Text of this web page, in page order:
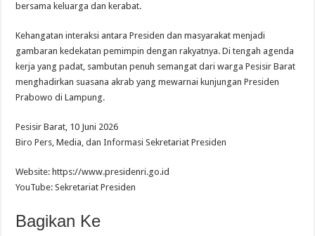
bersama keluarga dan kerabat.
Kehangatan interaksi antara Presiden dan masyarakat menjadi
gambaran kedekatan pemimpin dengan rakyatnya. Di tengah agenda
kerja yang padat, sambutan penuh semangat dari warga Pesisir Barat
menghadirkan suasana akrab yang mewarnai kunjungan Presiden
Prabowo di Lampung.
Pesisir Barat, 10 Juni 2026
Biro Pers, Media, dan Informasi Sekretariat Presiden
Website: https://www.presidenri.go.id
YouTube: Sekretariat Presiden
Bagikan Ke